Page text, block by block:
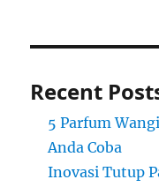
Recent
5 Parfum
Anda Coba
Inovasi Tutup